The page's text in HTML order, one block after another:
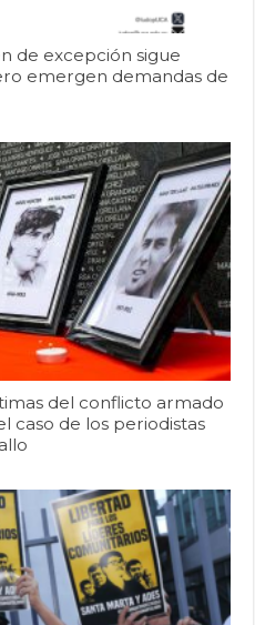
de excepción sigue
emergen demandas de
del conflicto armado
caso de los periodistas